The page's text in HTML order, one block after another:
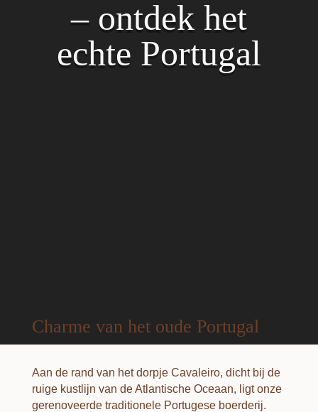
– ontdek het
echte Portugal
Charme van het oude Portugal
Aan de rand van het dorpje Cavaleiro, dicht bij de
ruige kustlijn van de Atlantische Oceaan, ligt onze
gerenoveerde traditionele Portugese boerderij.